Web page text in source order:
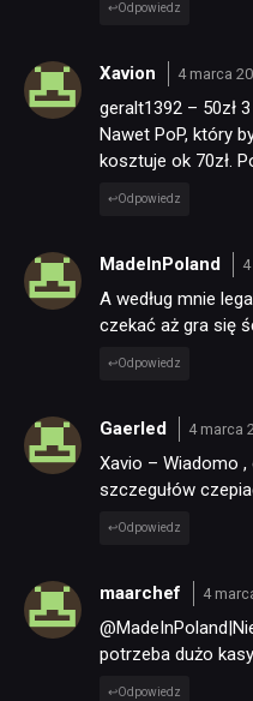
Odpowiedz
Xavion 4 marca
geralt1392 – 50zł
Nawet PoP, który
kosztuje ok 70zł.
Odpowiedz
MadeInPoland
A według mnie
czekać aż gra się
Odpowiedz
Gaerled 4 marca
Xavio – Wiadomo
szczegułów
Odpowiedz
maarchef 4
potrzeba dużo
Odpowiedz